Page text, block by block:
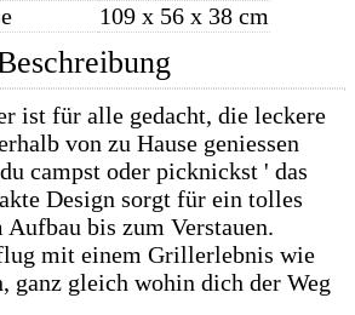
109 x 56 x 38 cm
ist für alle gedacht, die leckere
von zu Hause geniessen
campst oder picknickst ' das
Design sorgt für ein tolles
bis zum Verstauen.
mit einem Grillerlebnis wie
ganz gleich wohin dich der Weg